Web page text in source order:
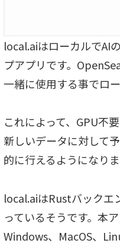
local.aiはローカルでAI
プアプリです。
一緒に使用する事でロ
これによって、GPU不
新しいデータに対して
的に行えるようになりま
local.aiはRustバックエ
っているそうです。本
Windows、MacOS、